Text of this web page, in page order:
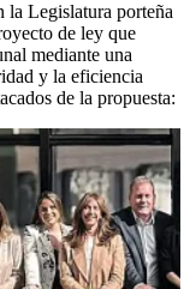
la Legislatura porteña
de ley que
mediante una
y la eficiencia
de la propuesta: